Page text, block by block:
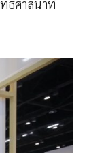
ธศาสนาที่